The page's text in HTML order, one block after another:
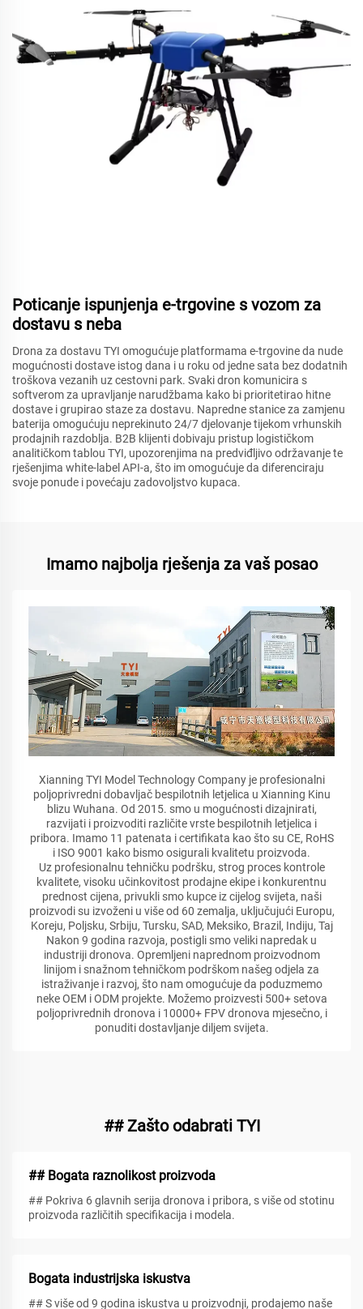
Poticanje ispunjenja e-trgovine s vozom za
dostavu s neba
Drona za dostavu TYI omogućuje platformama e-trgovine da nude
mogućnosti dostave istog dana i u roku od jedne sata bez dodatnih
troškova vezanih uz cestovni park. Svaki dron komunicira s
softverom za upravljanje narudžbama kako bi prioritetirao hitne
dostave i grupirao staze za dostavu. Napredne stanice za zamjenu
baterija omogućuju neprekinuto 24/7 djelovanje tijekom vrhunskih
prodajnih razdoblja. B2B klijenti dobivaju pristup logističkom
analitičkom tablou TYI, upozorenjima na predviđljivo održavanje te
rješenjima white-label API-a, što im omogućuje da diferenciraju
svoje ponude i povećaju zadovoljstvo kupaca.
Imamo najbolja rješenja za vaš posao
Xianning TYI Model Technology Company je profesionalni
poljoprivredni dobavljač bespilotnih letjelica u Xianning Kinu
blizu Wuhana. Od 2015. smo u mogućnosti dizajnirati,
razvijati i proizvoditi različite vrste bespilotnih letjelica i
pribora. Imamo 11 patenata i certifikata kao što su CE, RoHS
i ISO 9001 kako bismo osigurali kvalitetu proizvoda.
Uz profesionalnu tehničku podršku, strog proces kontrole
kvalitete, visoku učinkovitost prodajne ekipe i konkurentnu
prednost cijena, privukli smo kupce iz cijelog svijeta, naši
proizvodi su izvoženi u više od 60 zemalja, uključujući Europu,
Koreju, Poljsku, Srbiju, Tursku, SAD, Meksiko, Brazil, Indiju, Taj
Nakon 9 godina razvoja, postigli smo veliki napredak u
industriji dronova. Opremljeni naprednom proizvodnom
linijom i snažnom tehničkom podrškom našeg odjela za
istraživanje i razvoj, što nam omogućuje da poduzmemo
neke OEM i ODM projekte. Možemo proizvesti 500+ setova
poljoprivrednih dronova i 10000+ FPV dronova mjesečno, i
ponuditi dostavljanje diljem svijeta.
## Zašto odabrati TYI
## Bogata raznolikost proizvoda
## Pokriva 6 glavnih serija dronova i pribora, s više od stotinu
proizvoda različitih specifikacija i modela.
Bogata industrijska iskustva
## S više od 9 godina iskustva u proizvodnji, prodajemo naše